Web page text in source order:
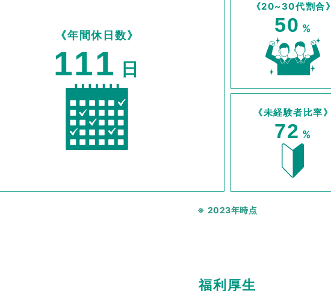
《年間休日数》
111 日
《20~30代割合》
50 %
《未経験者比率》
72 %
※ 2023年時点
福利厚生